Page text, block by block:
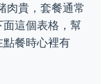
肉貴，套餐通常
這個表格，幫
餐時心裡有